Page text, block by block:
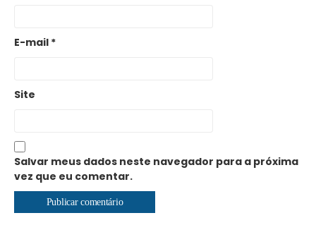
E-mail *
Site
Salvar meus dados neste navegador para a próxima
vez que eu comentar.